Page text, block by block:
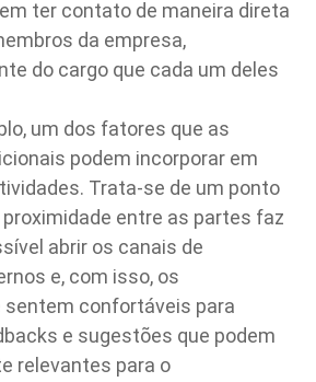
ter contato de maneira direta
da empresa,
do cargo que cada um deles
um dos fatores que as
podem incorporar em
Trata-se de um ponto
entre as partes faz
abrir os canais de
e, com isso, os
sentem confortáveis para
e sugestões que podem
relevantes para o